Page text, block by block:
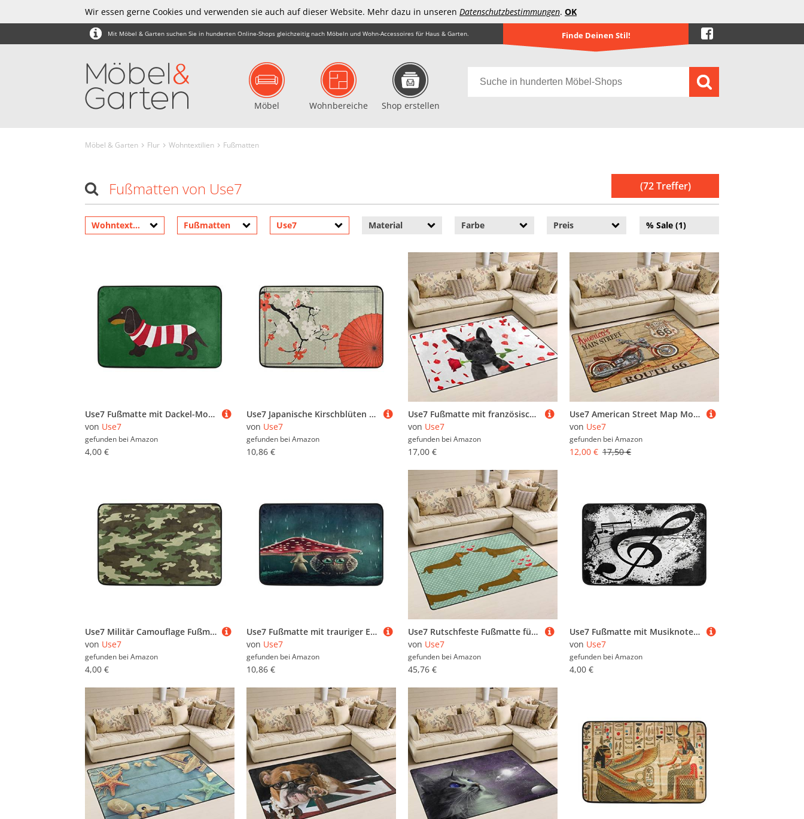
Wir essen gerne Cookies und verwenden sie auch auf dieser Website. Mehr dazu in unseren Datenschutzbestimmungen. OK
Mit Möbel & Garten suchen Sie in hunderten Online-Shops gleichzeitig nach Möbeln und Wohn-Accessoires für Haus & Garten. Finde Deinen Stil!
Möbel Wohnbereiche Shop erstellen
Möbel & Garten Flur Wohntextilien Fußmatten
(72 Treffer)
Fußmatten von Use7
Wohntextilien Fußmatten Use7 Material Farbe Preis % Sale (1)
Use7 Fußmatte mit Dackel-Motiv, für Innen- und Außenbereich, 60 x 40 cm, Grün
von Use7
gefunden bei Amazon
4,00 €
Use7 Japanische Kirschblüten Regenschirm Fußmatte Indoor Outdoor Eingang Bodenmatte Badezimmer 60 x 40 cm
von Use7
gefunden bei Amazon
10,86 €
Use7 Fußmatte mit französischer Bulldogge, Rosenmotiv, rutschfest, für Wohnzimmer, Schlafzimmer, 100 x 150 cm
von Use7
gefunden bei Amazon
17,00 €
Use7 American Street Map Motorrad-Teppich, rutschfeste Bodenmatte, Fußmatten, Wohnzimmer, Schlafzimmer, 100 x 150 cm
von Use7
gefunden bei Amazon
12,00 € 17,50 €
Use7 Militär Camouflage Fußmatte Indoor Outdoor Eingang Fußmatte Bad 60 x 40 cm
von Use7
gefunden bei Amazon
4,00 €
Use7 Fußmatte mit trauriger Eule, sitzend unter Pilz, für drinnen und draußen, 60 x 40 cm
von Use7
gefunden bei Amazon
10,86 €
Use7 Rutschfeste Fußmatte für Dackel mit Punktemuster, Textil, mehrfarbig, 100 x 150 cm(3' x 5' ft)
von Use7
gefunden bei Amazon
45,76 €
Use7 Fußmatte mit Musiknotenmotiv, für Innen- und Außenbereich, 60 x 40 cm, Schwarz
von Use7
gefunden bei Amazon
4,00 €